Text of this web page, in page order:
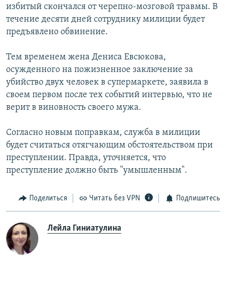
избитый скончался от черепно-мозговой травмы. В
течение десяти дней сотруднику милиции будет
предъявлено обвинение.
Тем временем жена Дениса Евсюкова,
осужденного на пожизненное заключение за
убийство двух человек в супермаркете, заявила в
своем первом после тех событий интервью, что не
верит в виновность своего мужа.
Согласно новым поправкам, служба в милиции
будет считаться отягчающим обстоятельством при
преступлении. Правда, уточняется, что
преступление должно быть "умышленным".
Поделиться Читать без VPN Подпишитесь
Лейла Гиниатулина